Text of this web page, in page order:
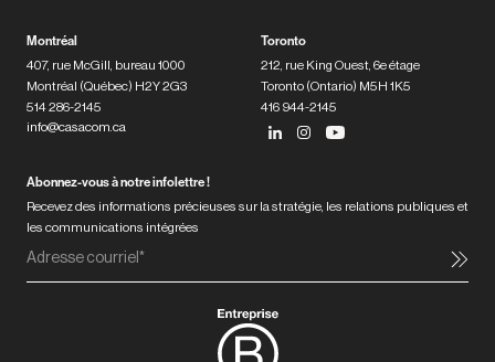
Montréal
407, rue McGill, bureau 1000
Montréal (Québec) H2Y 2G3
514 286-2145
info@casacom.ca
Toronto
212, rue King Ouest, 6e étage
Toronto (Ontario) M5H 1K5
416 944-2145
Abonnez-vous à notre infolettre !
Recevez des informations précieuses sur la stratégie, les relations publiques et
les communications intégrées